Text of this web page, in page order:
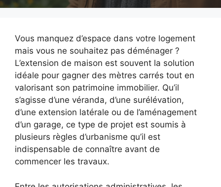
Vous manquez d’espace dans votre logement
mais vous ne souhaitez pas déménager ?
L’extension de maison est souvent la solution
idéale pour gagner des mètres carrés tout en
valorisant son patrimoine immobilier. Qu’il
s’agisse d’une véranda, d’une surélévation,
d’une extension latérale ou de l’aménagement
d’un garage, ce type de projet est soumis à
plusieurs règles d’urbanisme qu’il est
indispensable de connaître avant de
commencer les travaux.